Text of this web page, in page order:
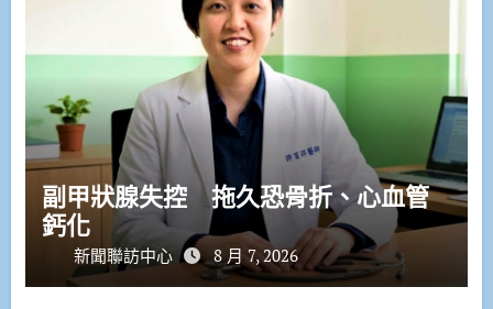
副甲狀腺失控 拖久恐骨折、心血管
鈣化
新聞聯訪中心 8 月 7, 2026